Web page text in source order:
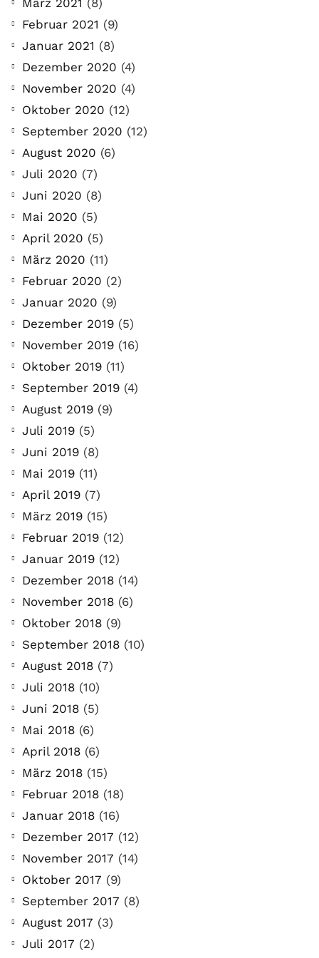
März 2021 (8)
Februar 2021 (9)
Januar 2021 (8)
Dezember 2020 (4)
November 2020 (4)
Oktober 2020 (12)
September 2020 (12)
August 2020 (6)
Juli 2020 (7)
Juni 2020 (8)
Mai 2020 (5)
April 2020 (5)
März 2020 (11)
Februar 2020 (2)
Januar 2020 (9)
Dezember 2019 (5)
November 2019 (16)
Oktober 2019 (11)
September 2019 (4)
August 2019 (9)
Juli 2019 (5)
Juni 2019 (8)
Mai 2019 (11)
April 2019 (7)
März 2019 (15)
Februar 2019 (12)
Januar 2019 (12)
Dezember 2018 (14)
November 2018 (6)
Oktober 2018 (9)
September 2018 (10)
August 2018 (7)
Juli 2018 (10)
Juni 2018 (5)
Mai 2018 (6)
April 2018 (6)
März 2018 (15)
Februar 2018 (18)
Januar 2018 (16)
Dezember 2017 (12)
November 2017 (14)
Oktober 2017 (9)
September 2017 (8)
August 2017 (3)
Juli 2017 (2)